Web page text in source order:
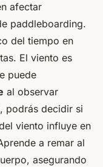
afectar
paddleboarding.
del tiempo en
El viento es
puede
al observar
podrás decidir si
viento influye en
a remar al
asegurando